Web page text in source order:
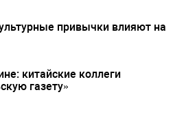
привычки влияют на
китайские коллеги
газету»